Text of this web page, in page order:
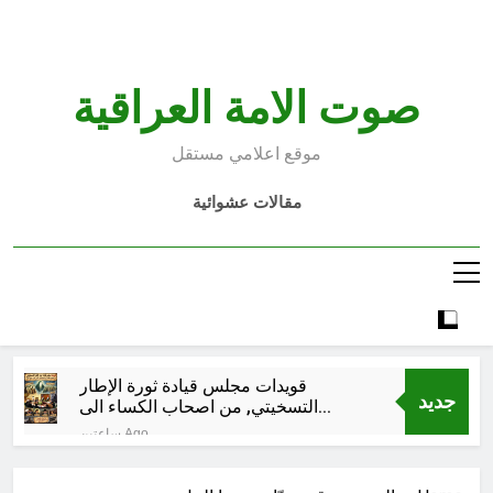
صوت الامة العراقية
موقع اعلامي مستقل
مقالات عشوائية
جديد
قويدات مجلس قيادة ثورة الإطار
التسخيتي, من اصحاب الكساء الى
المعصوبين الاثني عشر، حجج اللات
ساعتين Ago